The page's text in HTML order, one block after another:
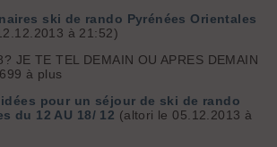
ski de rando Pyrénées Orientales
à 21:52)
JE TE TEL DEMAIN OU APRES DEMAIN
à plus
pour un séjour de ski de rando
du 12 AU 18/ 12 (altori le 05.12.2013 à